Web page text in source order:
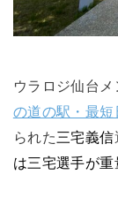
ウラロジ仙台
の道の駅・最短
られた三宅義信
は三宅選手が重